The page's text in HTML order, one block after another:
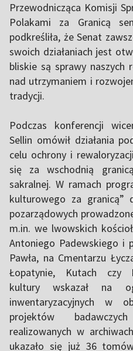
Przewodnicząca Komisji
Polakami za Granicą
podkreśliła, że Senat
swoich działaniach jest
bliskie są sprawy naszych
nad utrzymaniem i
tradycji.
Podczas konferencji
Sellin omówił działania
celu ochrony i
się za wschodnią
sakralnej. W ramach
kulturowego za granicą”
pozarządowych
m.in. we lwowskich
Antoniego Padewskiego i
Pawła, na Cmentarzu
Łopatynie, Kutach czy
kultury wskazał na
inwentaryzacyjnych w
projektów
realizowanych w
ukazało się już 36